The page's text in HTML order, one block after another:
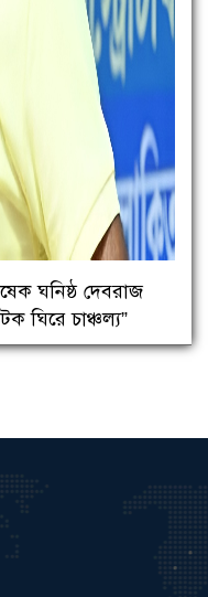
ঘনিষ্ঠ দেবরাজ
ঘিরে চাঞ্চল্য”